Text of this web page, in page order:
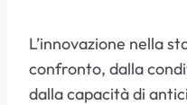
L’innovazione nella
confronto, dalla
dalla capacità di